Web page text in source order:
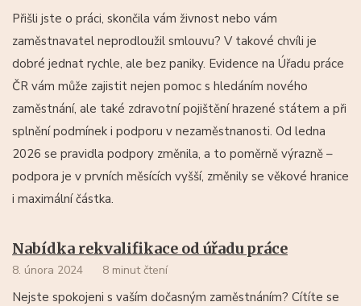
Přišli jste o práci, skončila vám živnost nebo vám
zaměstnavatel neprodloužil smlouvu? V takové chvíli je
dobré jednat rychle, ale bez paniky. Evidence na Úřadu práce
ČR vám může zajistit nejen pomoc s hledáním nového
zaměstnání, ale také zdravotní pojištění hrazené státem a při
splnění podmínek i podporu v nezaměstnanosti. Od ledna
2026 se pravidla podpory změnila, a to poměrně výrazně –
podpora je v prvních měsících vyšší, změnily se věkové hranice
i maximální částka.
Nabídka rekvalifikace od úřadu práce
8. února 2024 8 minut čtení
Nejste spokojeni s vaším dočasným zaměstnáním? Cítíte se